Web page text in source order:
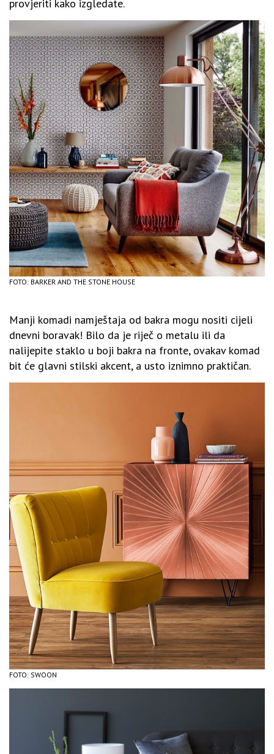
provjeriti kako izgledate.
FOTO: BARKER AND THE STONE HOUSE
Manji komadi namještaja od bakra mogu nositi cijeli
dnevni boravak! Bilo da je riječ o metalu ili da
nalijepite staklo u boji bakra na fronte, ovakav komad
bit će glavni stilski akcent, a usto iznimno praktičan.
FOTO: SWOON